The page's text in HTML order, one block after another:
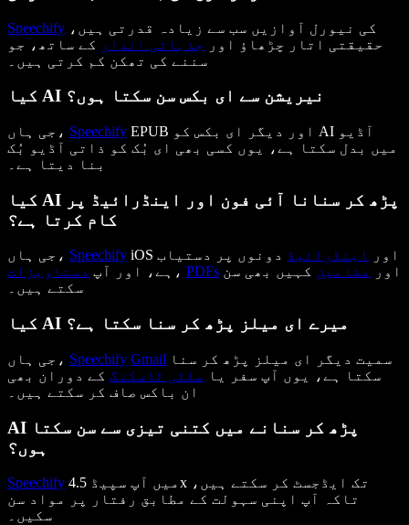
Speechify
حقیقتی اتار چڑھاؤ اور
جذباتی انداز
کے ساتھ، جو
سننے کی تھکن کم کرتی ہیں۔
کیا AI نیریشن سے ای بکس سن سکتا ہوں؟
جی ہاں، Speechify EPUB اور دیگر ای بکس کو AI آڈیو
میں بدل سکتا ہے، یوں کسی بھی ای بُک کو ذاتی آڈیو بُک
بنا دیتا ہے۔
کیا AI پڑھ کر سنانا آئی فون اور اینڈرائیڈ پر
کام کرتا ہے؟
جی ہاں، Speechify iOS اور اینڈرائیڈ دونوں پر دستیاب
ہے، اور آپ دستاویزات ، PDFs اور مضامین کہیں بھی سن
سکتے ہیں۔
کیا AI میرے ای میلز پڑھ کر سنا سکتا ہے؟
جی ہاں، Speechify Gmail
سکتا ہے، یوں آپ سفر یا
ملٹی ٹاسکنگ کے دوران بھی
ان باکس صاف کر سکتے ہیں۔
AI پڑھ کر سنانے میں کتنی تیزی سے سن سکتا
ہوں؟
Speechify
تاکہ آپ اپنی سہولت کے مطابق رفتار پر مواد سن
سکیں۔